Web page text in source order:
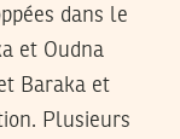
dans le
et Oudna
Baraka et
Plusieurs